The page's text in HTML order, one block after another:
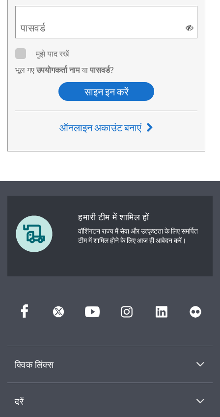
पासवर्ड
मुझे याद रखें
भूल गएउपयोगकर्ता नामयापासवर्ड?
साइन इन करें
ऑनलाइन अकाउंट बनाएं
हमारी टीम में शामिल हों
वॉशिंगटन राज्य में सेवा और उत्कृष्टता के लिए समर्पित
टीम में शामिल होने के लिए आज ही आवेदन करें।
क्विक लिंक्स
दरें